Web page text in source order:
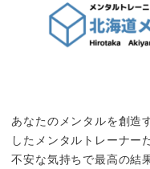
あなたのメンタルを創造
したメンタルトレーナー
不安な気持ちで最高の結